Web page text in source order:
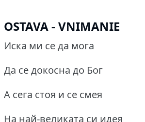
OSTAVA - VNIMANIE
Иска ми се да мога
Да се докосна до Бог
А сега стоя и се смея
На най-великата си идея